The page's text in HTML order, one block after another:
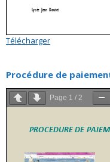
Télécharger
Procédure de
Page 1 / 2